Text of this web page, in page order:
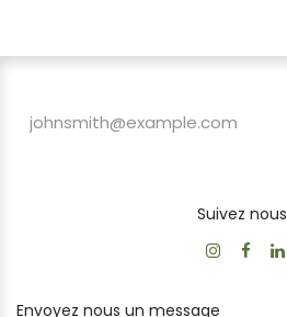
Suivez nous
Envoyez nous un message